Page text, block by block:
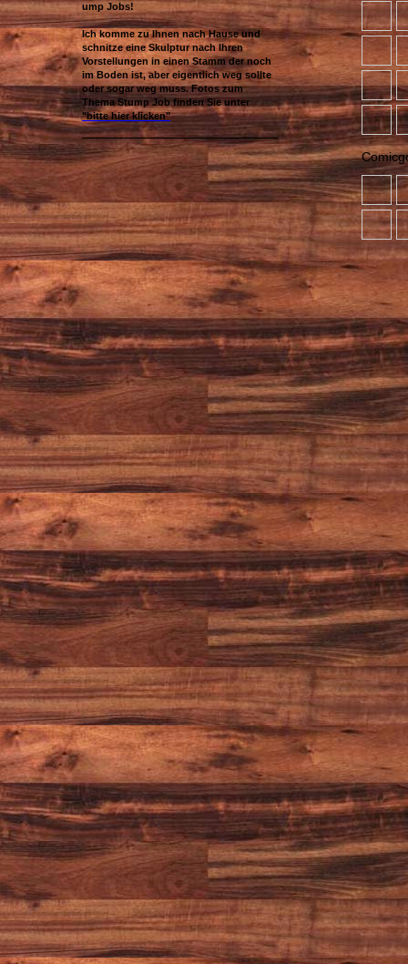
ump Jobs!
Ich komme zu Ihnen nach Hause und
schnitze eine Skulptur nach Ihren
Vorstellungen in einen Stamm der noch
im Boden ist, aber eigentlich weg sollte
oder sogar weg muss. Fotos zum
Thema Stump Job finden Sie unter
"bitte hier klicken"